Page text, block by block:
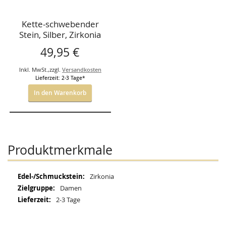
Kette-schwebender
Stein, Silber, Zirkonia
7*7mm, 38cm,
Nyloncollier
49,95 €
Inkl. MwSt.,zzgl. Versandkosten
Lieferzeit: 2-3 Tage*
In den Warenkorb
Produktmerkmale
Mehr
Informationen
Zirkonia
Damen
2-3 Tage